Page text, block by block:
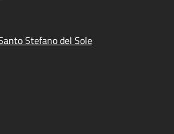
Stefano del Sole